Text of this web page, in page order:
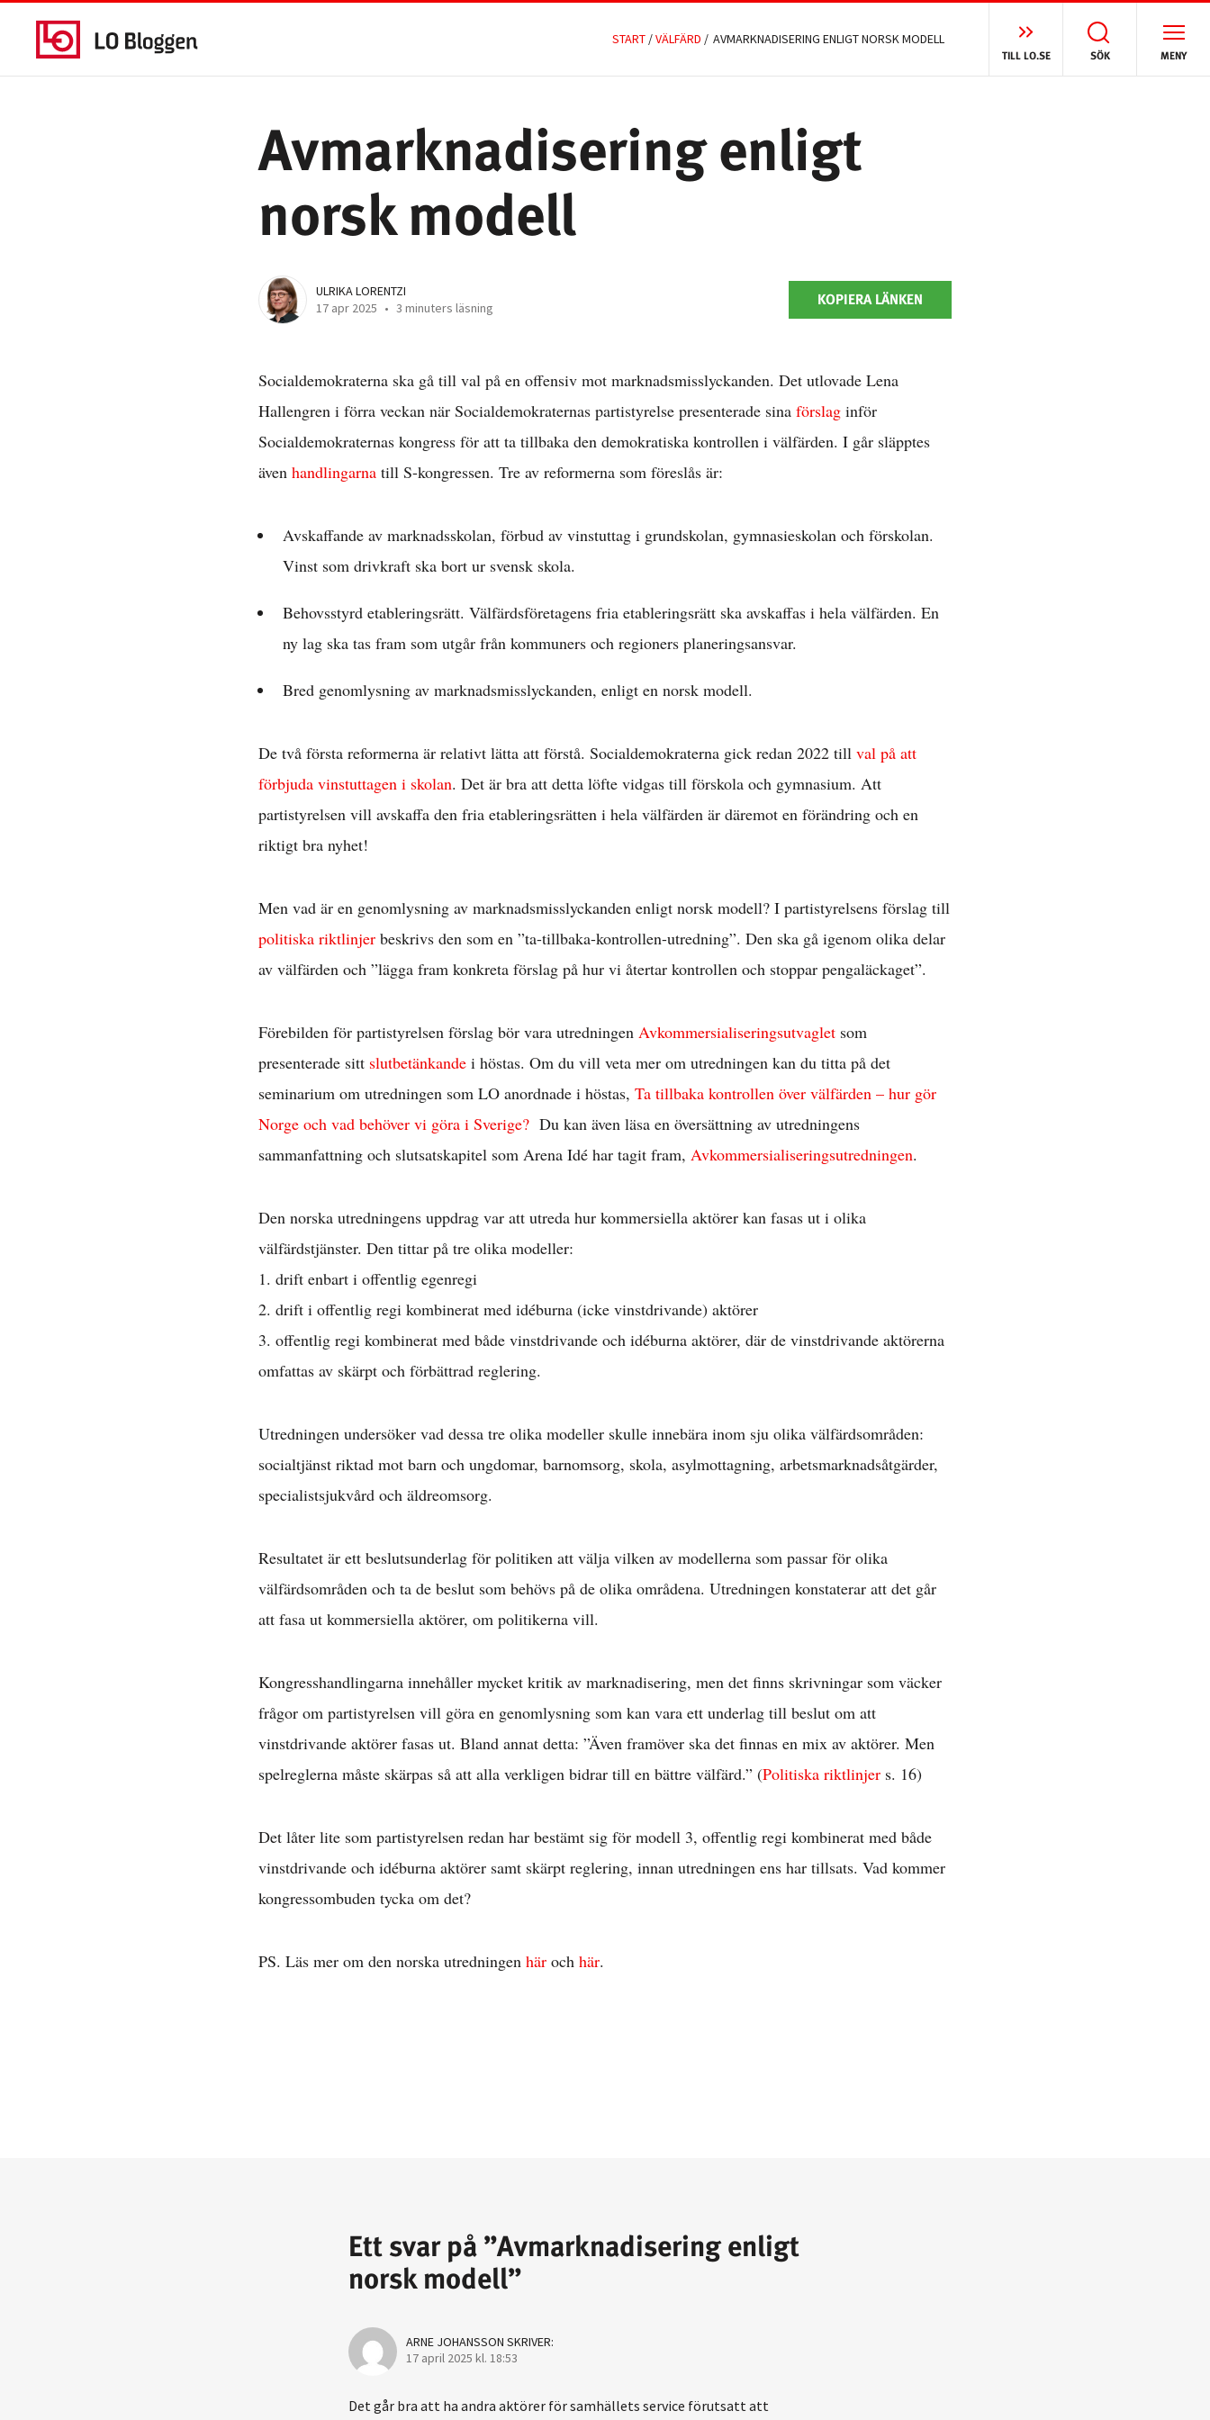
TILL LO.SE SÖK MENY
Arbetsmarknad »
Avtal löner & arbetsrätt »
Ekonomisk politik »
Internationellt »
Välfärd »
Distriktsbloggare »
START /VÄLFÄRD / AVMARKNADISERING ENLIGT NORSK MODELL
Avmarknadisering enligt
norsk modell
ULRIKA LORENTZI
17 apr 2025 • 3 minuters läsning KOPIERA LÄNKEN
Socialdemokraterna ska gå till val på en offensiv mot marknadsmisslyckanden. Det utlovade Lena
Hallengren i förra veckan när Socialdemokraternas partistyrelse presenterade sina förslag inför
Socialdemokraternas kongress för att ta tillbaka den demokratiska kontrollen i välfärden. I går släpptes
även handlingarna till S-kongressen. Tre av reformerna som föreslås är:
Avskaffande av marknadsskolan, förbud av vinstuttag i grundskolan, gymnasieskolan och förskolan.
Vinst som drivkraft ska bort ur svensk skola.
Behovsstyrd etableringsrätt. Välfärdsföretagens fria etableringsrätt ska avskaffas i hela välfärden. En
ny lag ska tas fram som utgår från kommuners och regioners planeringsansvar.
Bred genomlysning av marknadsmisslyckanden, enligt en norsk modell.
De två första reformerna är relativt lätta att förstå. Socialdemokraterna gick redan 2022 till val på att
förbjuda vinstuttagen i skolan. Det är bra att detta löfte vidgas till förskola och gymnasium. Att
partistyrelsen vill avskaffa den fria etableringsrätten i hela välfärden är däremot en förändring och en
riktigt bra nyhet!
Men vad är en genomlysning av marknadsmisslyckanden enligt norsk modell? I partistyrelsens förslag till
politiska riktlinjer beskrivs den som en ”ta-tillbaka-kontrollen-utredning”. Den ska gå igenom olika delar
av välfärden och ”lägga fram konkreta förslag på hur vi återtar kontrollen och stoppar pengaläckaget”.
Förebilden för partistyrelsen förslag bör vara utredningen Avkommersialiseringsutvaglet som
presenterade sitt slutbetänkande i höstas. Om du vill veta mer om utredningen kan du titta på det
seminarium om utredningen som LO anordnade i höstas, Ta tillbaka kontrollen över välfärden – hur gör
Norge och vad behöver vi göra i Sverige? Du kan även läsa en översättning av utredningens
sammanfattning och slutsatskapitel som Arena Idé har tagit fram, Avkommersialiseringsutredningen.
Den norska utredningens uppdrag var att utreda hur kommersiella aktörer kan fasas ut i olika
välfärdstjänster. Den tittar på tre olika modeller:
1. drift enbart i offentlig egenregi
2. drift i offentlig regi kombinerat med idéburna (icke vinstdrivande) aktörer
3. offentlig regi kombinerat med både vinstdrivande och idéburna aktörer, där de vinstdrivande aktörerna
omfattas av skärpt och förbättrad reglering.
Utredningen undersöker vad dessa tre olika modeller skulle innebära inom sju olika välfärdsområden:
socialtjänst riktad mot barn och ungdomar, barnomsorg, skola, asylmottagning, arbetsmarknadsåtgärder,
specialistsjukvård och äldreomsorg.
Resultatet är ett beslutsunderlag för politiken att välja vilken av modellerna som passar för olika
välfärdsområden och ta de beslut som behövs på de olika områdena. Utredningen konstaterar att det går
att fasa ut kommersiella aktörer, om politikerna vill.
Kongresshandlingarna innehåller mycket kritik av marknadisering, men det finns skrivningar som väcker
frågor om partistyrelsen vill göra en genomlysning som kan vara ett underlag till beslut om att
vinstdrivande aktörer fasas ut. Bland annat detta: ”Även framöver ska det finnas en mix av aktörer. Men
spelreglerna måste skärpas så att alla verkligen bidrar till en bättre välfärd.” (Politiska riktlinjer s. 16)
Det låter lite som partistyrelsen redan har bestämt sig för modell 3, offentlig regi kombinerat med både
vinstdrivande och idéburna aktörer samt skärpt reglering, innan utredningen ens har tillsats. Vad kommer
kongressombuden tycka om det?
PS. Läs mer om den norska utredningen här och här.
Ett svar på ”Avmarknadisering enligt
norsk modell”
ARNE JOHANSSON SKRIVER:
17 april 2025 kl. 18:53
Det går bra att ha andra aktörer för samhällets service förutsatt att